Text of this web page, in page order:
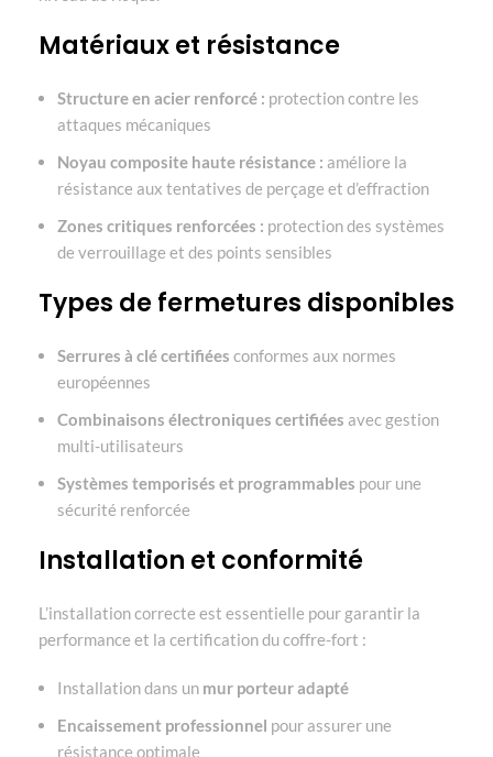
Matériaux et résistance
Structure en acier renforcé : protection contre les
attaques mécaniques
Noyau composite haute résistance : améliore la
résistance aux tentatives de perçage et d’effraction
Zones critiques renforcées : protection des systèmes
de verrouillage et des points sensibles
Types de fermetures disponibles
Serrures à clé certifiées conformes aux normes
européennes
Combinaisons électroniques certifiées avec gestion
multi-utilisateurs
Systèmes temporisés et programmables pour une
sécurité renforcée
Installation et conformité
L’installation correcte est essentielle pour garantir la
performance et la certification du coffre-fort :
Installation dans un mur porteur adapté
Encaissement professionnel pour assurer une
résistance optimale